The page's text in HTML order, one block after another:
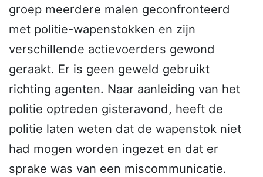
groep meerdere malen geconfronteerd
met politie-wapenstokken en zijn
verschillende actievoerders gewond
geraakt. Er is geen geweld gebruikt
richting agenten. Naar aanleiding van het
politie optreden gisteravond, heeft de
politie laten weten dat de wapenstok niet
had mogen worden ingezet en dat er
sprake was van een miscommunicatie.